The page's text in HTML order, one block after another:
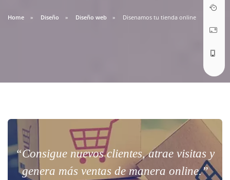
Home Diseño Diseño web Disenamos tu tienda online
“Consigue nuevos clientes, atrae visitas y
genera más ventas de manera online.”
ABRIR TICKET